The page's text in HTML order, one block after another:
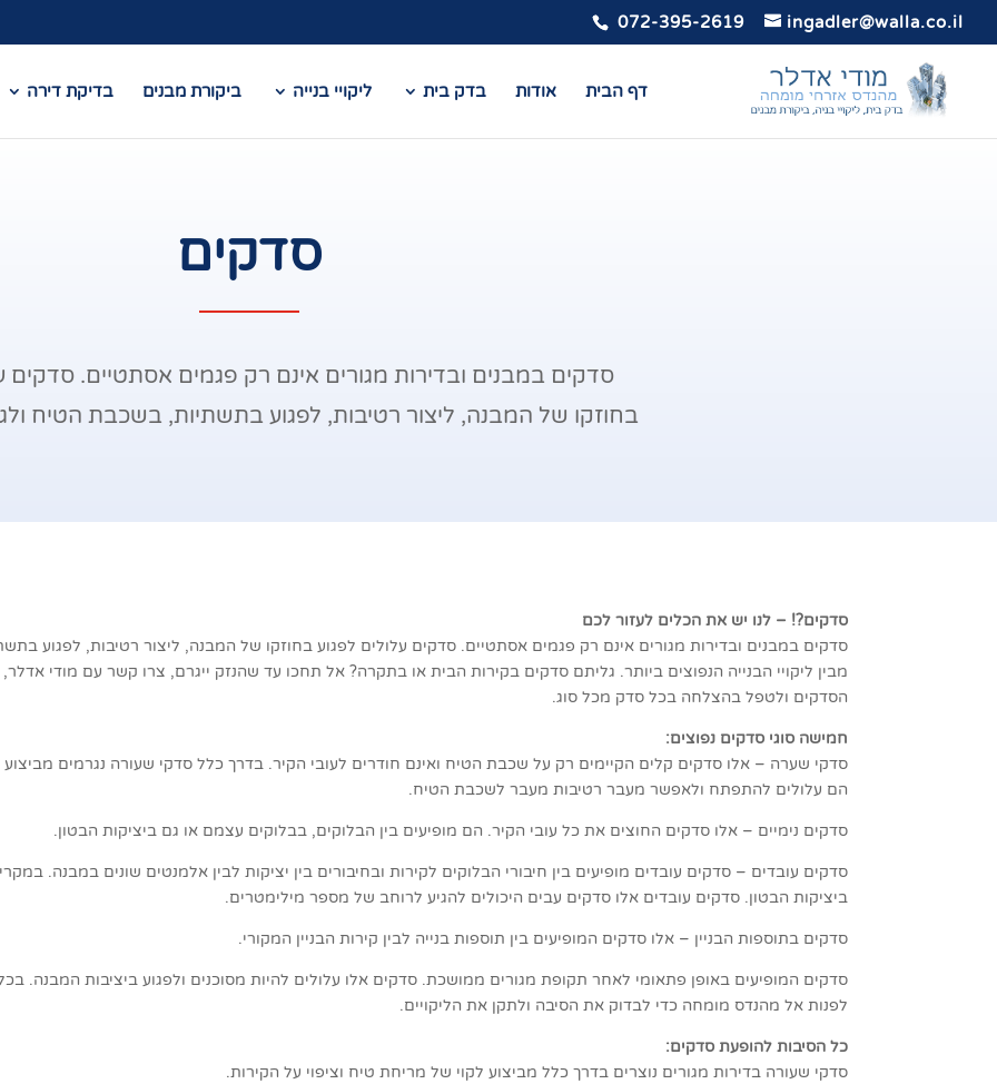
072-395-2619 ingadler@walla.co.il
דף הבית אודות בדק בית ליקויי בנייה ביקורת מבנים בדיקת דירה
סדקים
סדקים במבנים ובדירות מגורים אינם רק פגמים אסתטיים. סדקים
בחוזקו של המבנה, ליצור רטיבות, לפגוע בתשתיות, בשכבת הטיח
סדקים?! – לנו יש את הכלים לעזור לכם
סדקים במבנים ובדירות מגורים אינם רק פגמים אסתטיים. סדקים עלולים לפגוע בחוזקו של המבנה, ליצור רטיבות, לפגוע
מבין ליקויי הבנייה הנפוצים ביותר. גליתם סדקים בקירות הבית או בתקרה? אל תחכו עד שהנזק ייגרם, צרו קשר עם מודי
הסדקים ולטפל בהצלחה בכל סדק מכל סוג.
חמישה סוגי סדקים נפוצים:
סדקי שערה – אלו סדקים קלים הקיימים רק על שכבת הטיח ואינם חודרים לעובי הקיר. בדרך כלל סדקי שעורה נגרמים
הם עלולים להתפתח ולאפשר מעבר רטיבות מעבר לשכבת הטיח.
סדקים נימיים – אלו סדקים החוצים את כל עובי הקיר. הם מופיעים בין הבלוקים, בבלוקים עצמם או גם ביציקות הבטון.
סדקים עובדים – סדקים עובדים מופיעים בין חיבורי הבלוקים לקירות ובחיבורים בין יציקות לבין אלמנטים שונים במבנה.
ביציקות הבטון. סדקים עובדים אלו סדקים עבים היכולים להגיע לרוחב של מספר מילימטרים.
סדקים בתוספות הבניין – אלו סדקים המופיעים בין תוספות בנייה לבין קירות הבניין המקורי.
סדקים המופיעים באופן פתאומי לאחר תקופת מגורים ממושכת. סדקים אלו עלולים להיות מסוכנים ולפגוע ביציבות המבנה.
לפנות אל מהנדס מומחה כדי לבדוק את הסיבה ולתקן את הליקויים.
כל הסיבות להופעת סדקים:
סדקי שעורה בדירות מגורים נוצרים בדרך כלל מביצוע לקוי של מריחת טיח וציפוי על הקירות.